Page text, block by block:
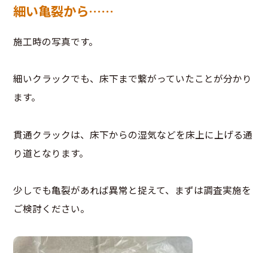
細い亀裂から……
施工時の写真です。
細いクラックでも、床下まで繋がっていたことが分かり
ます。
貫通クラックは、床下からの湿気などを床上に上げる通
り道となります。
少しでも亀裂があれば異常と捉えて、まずは調査実施を
ご検討ください。